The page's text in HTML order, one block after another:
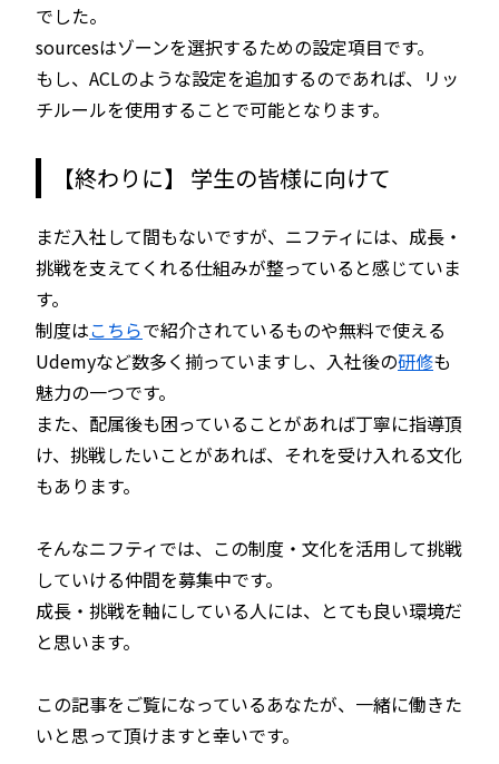
でした。
sourcesはゾーンを選択するための設定項目です。
もし、ACLのような設定を追加するのであれば、リッ
チルールを使用することで可能となります。
【終わりに】 学生の皆様に向けて
まだ入社して間もないですが、ニフティには、成長・
挑戦を支えてくれる仕組みが整っていると感じていま
す。
制度はこちらで紹介されているものや無料で使える
Udemyなど数多く揃っていますし、入社後の研修も
魅力の一つです。
また、配属後も困っていることがあれば丁寧に指導頂
け、挑戦したいことがあれば、それを受け入れる文化
もあります。
そんなニフティでは、この制度・文化を活用して挑戦
していける仲間を募集中です。
成長・挑戦を軸にしている人には、とても良い環境だ
と思います。
この記事をご覧になっているあなたが、一緒に働きた
いと思って頂けますと幸いです。